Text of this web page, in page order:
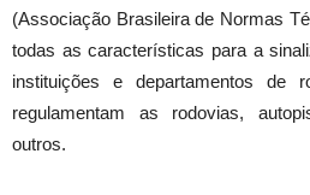
(Associação Brasileira de Normas
todas as características para a
instituições e departamentos de
regulamentam as rodovias,
outros.